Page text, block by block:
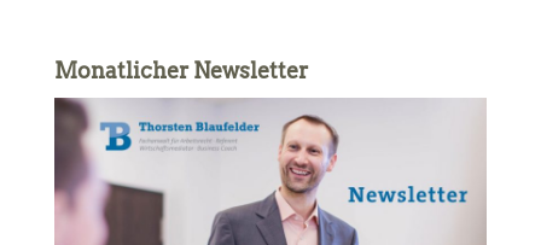
Monatlicher Newsletter